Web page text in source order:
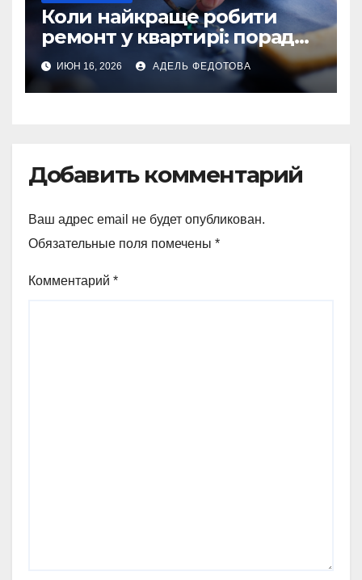
Коли найкраще робити
ремонт у квартирі: поради
та особливості 2026
ИЮН 16, 2026 АДЕЛЬ ФЕДОТОВА
Добавить комментарий
Ваш адрес email не будет опубликован.
Обязательные поля помечены *
Комментарий *